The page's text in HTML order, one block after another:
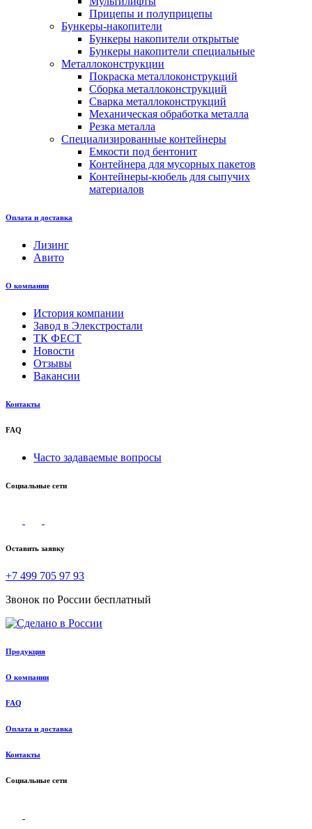
Прицепы и полуприцепы
Бункеры-накопители
Бункеры накопители открытые
Бункеры накопители специальные
Металлоконструкции
Покраска металлоконструкций
Сборка металлоконструкций
Сварка металлоконструкций
Механическая обработка металла
Резка металла
Специализированные контейнеры
Емкости под бентонит
Контейнера для мусорных пакетов
Контейнеры-кюбель для сыпучих
материалов
Оплата и доставка
Лизинг
Авито
О компании
История компании
Завод в Элекстростали
ТК ФЕСТ
Новости
Отзывы
Вакансии
Контакты
FAQ
Часто задаваемые вопросы
Социальные сети
Оставить заявку
+7 499 705 97 93
Звонок по России бесплатный
Продукция
О компании
FAQ
Оплата и доставка
Контакты
Социальные сети